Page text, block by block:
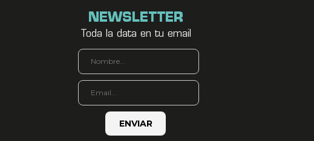
NEWSLETTER
Toda la data en tu email